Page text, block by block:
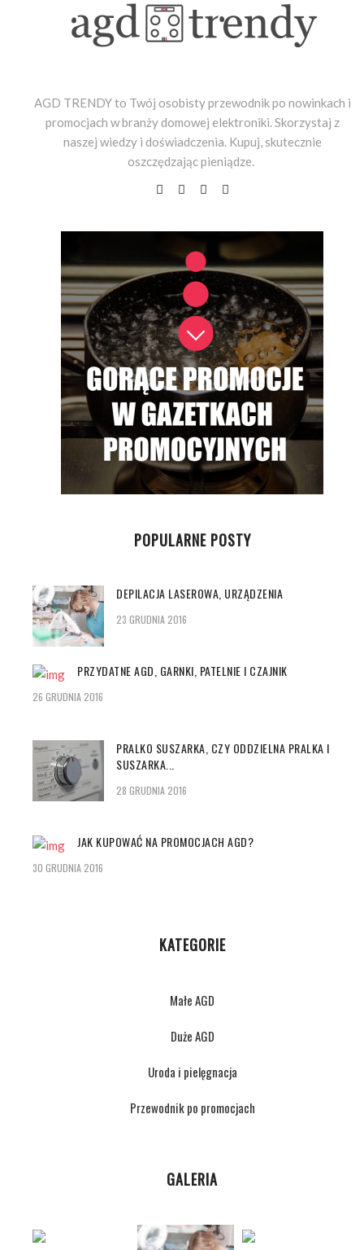
AGD TRENDY to Twój osobisty przewodnik po nowinkach i
promocjach w branży domowej elektroniki. Skorzystaj z
naszej wiedzy i doświadczenia. Kupuj, skutecznie
oszczędzając pieniądze.
POPULARNE POSTY
DEPILACJA LASEROWA, URZĄDZENIA
23 GRUDNIA 2016
PRZYDATNE AGD, GARNKI, PATELNIE I CZAJNIK
26 GRUDNIA 2016
PRALKO SUSZARKA, CZY ODDZIELNA PRALKA I
SUSZARKA...
28 GRUDNIA 2016
JAK KUPOWAĆ NA PROMOCJACH AGD?
30 GRUDNIA 2016
KATEGORIE
Małe AGD
Duże AGD
Uroda i pielęgnacja
Przewodnik po promocjach
GALERIA